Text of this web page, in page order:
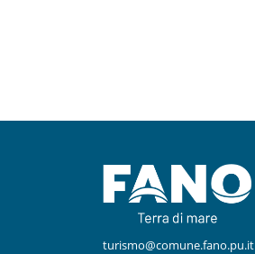
Instagram
turismo@comune.fano.pu.it